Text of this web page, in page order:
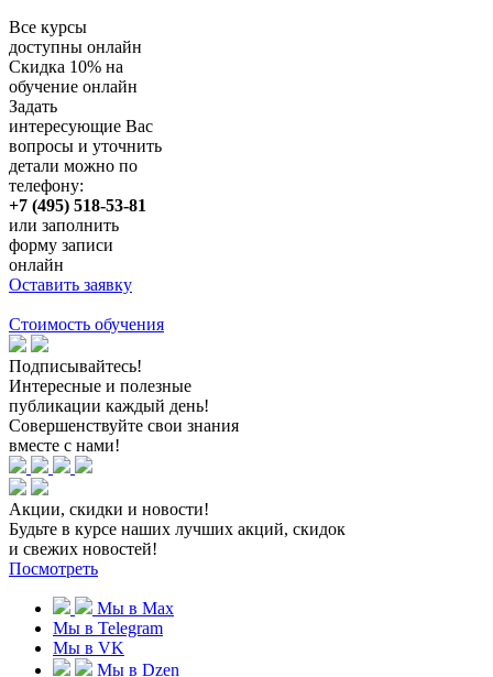
Все курсы
доступны онлайн
Скидка 10% на
обучение онлайн
Задать
интересующие Вас
вопросы и уточнить
детали можно по
телефону:
+7 (495) 518-53-81
или заполнить
форму записи
онлайн
Оставить заявку
Стоимость обучения
Подписывайтесь!
Интересные и полезные
публикации каждый день!
Совершенствуйте свои знания
вместе с нами!
Акции, скидки и новости!
Будьте в курсе наших лучших акций, скидок
и свежих новостей!
Посмотреть
Мы в Max
Мы в Telegram
Мы в VK
Мы в Dzen